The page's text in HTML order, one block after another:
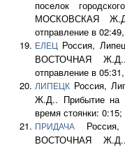
поселок
МОСКОВСКАЯ
отправление в
ЕЛЕЦ Россия,
ВОСТОЧНАЯ
отправление в
ЛИПЕЦК Россия,
Ж.Д.. Прибытие на
время стоянки: 0:15;
ПРИДАЧА
ВОСТОЧНАЯ